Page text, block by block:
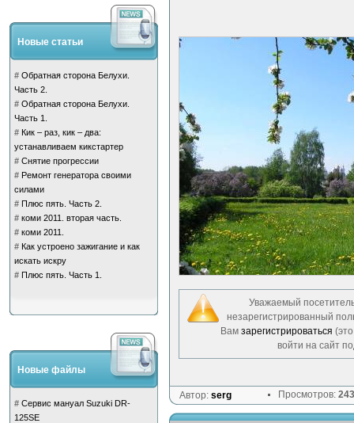
Новые статьи
# Обратная сторона Белухи.
Часть 2.
# Обратная сторона Белухи.
Часть 1.
# Кик – раз, кик – два:
устанавливаем кикстартер
# Снятие прогрессии
# Ремонт генератора своими
силами
# Плюс пять. Часть 2.
# коми 2011. вторая часть.
# коми 2011.
# Как устроено зажигание и как
искать искру
# Плюс пять. Часть 1.
Новые файлы
# Сервис мануал Suzuki DR-
125SE
Уважаемый
незарегистрированный
Вам зарегистрироваться
войти на сайт
Автор: serg Просмотров: